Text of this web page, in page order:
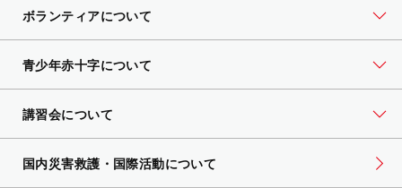
ボランティアについて
青少年赤十字について
講習会について
国内災害救護・国際活動について